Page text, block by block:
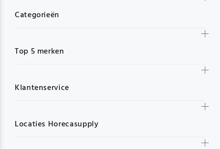
Categorieën
Top 5 merken
Klantenservice
Locaties Horecasupply